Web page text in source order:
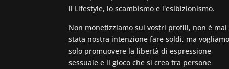
il Lifestyle, lo scambismo e l'esibizionismo.
Non monetizziamo sui vostri profili, non è mai
stata nostra intenzione fare soldi, ma
solo promuovere la libertà di espressione
sessuale e il gioco che si crea tra persone